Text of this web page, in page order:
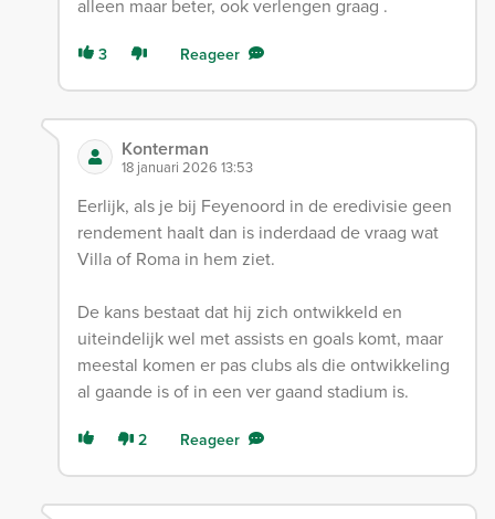
alleen maar beter, ook verlengen graag .
3 Reageer
Konterman
18 januari 2026 13:53
Eerlijk, als je bij Feyenoord in de eredivisie geen
rendement haalt dan is inderdaad de vraag wat
Villa of Roma in hem ziet.
De kans bestaat dat hij zich ontwikkeld en
uiteindelijk wel met assists en goals komt, maar
meestal komen er pas clubs als die ontwikkeling
al gaande is of in een ver gaand stadium is.
2 Reageer